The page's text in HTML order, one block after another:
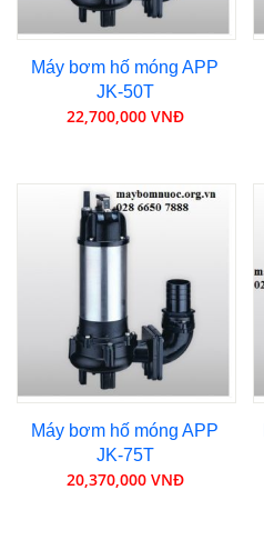
Máy bơm hố móng APP
JK-50T
22,700,000 VNĐ
Máy bơm hố móng APP
JK-75T
20,370,000 VNĐ